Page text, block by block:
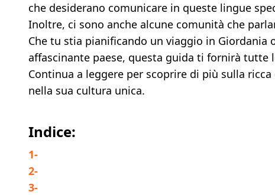
che desiderano comunicare in queste lingue
Inoltre, ci sono anche alcune comunità che
Che tu stia pianificando un viaggio in
affascinante paese, questa guida ti fornirà tutte
Continua a leggere per scoprire di più sulla
nella sua cultura unica.
Indice:
1-
2-
3-